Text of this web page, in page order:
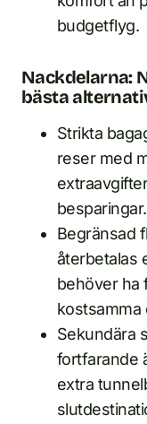
budgetflyg.
Nackdelarna:
bästa
Strikta
reser med
besparingar.
Begränsad
återbetalas
behöver ha
kostsamma
Sekundära
fortfarande
extra